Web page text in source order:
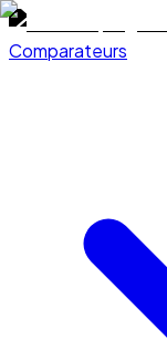
Comparateurs